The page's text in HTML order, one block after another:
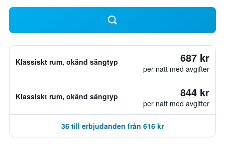
Klassiskt rum, okänd sängtyp 687 kr
per natt med avgifter
Klassiskt rum, okänd sängtyp 844 kr
per natt med avgifter
36 till erbjudanden från 616 kr